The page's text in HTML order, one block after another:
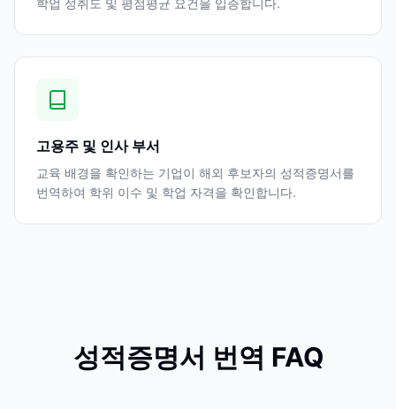
학업 성취도 및 평점평균 요건을 입증합니다.
고용주 및 인사 부서
교육 배경을 확인하는 기업이 해외 후보자의 성적증명서를
번역하여 학위 이수 및 학업 자격을 확인합니다.
성적증명서 번역 FAQ